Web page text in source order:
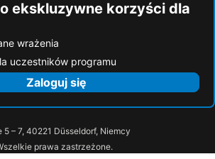
ekskluzywne korzyści dla
wrażenia
uczestników programu
Zaloguj się
5 – 7, 40221 Düsseldorf, Niemcy
prawa zastrzeżone.